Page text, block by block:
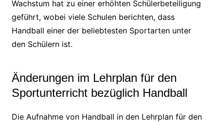
Wachstum hat zu einer erhöhten Schülerbeteiligung
geführt, wobei viele Schulen berichten, dass
Handball einer der beliebtesten Sportarten unter
den Schülern ist.
Änderungen im Lehrplan für den
Sportunterricht bezüglich Handball
Die Aufnahme von Handball in den Lehrplan für den